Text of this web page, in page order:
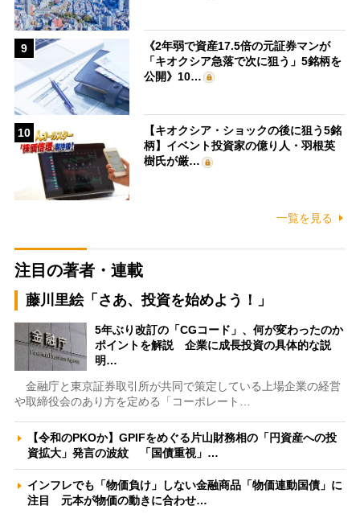
9
《2年弱で資産17.5倍の元証券マンが
「キオクシア急落で次に狙う」5銘柄を
公開》10…
10
【キオクシア・ショックの後に狙う5銘
柄】イベント投資家の億り人・羽根英
樹氏が厳…
一覧を見る
注目の著者・連載
藤川里絵「さあ、投資を始めよう！」
5年ぶり改訂の「CGコード」、何が変わったのか
ポイントを解説 企業に成長投資の具体的な説
明…
金融庁と東京証券取引所が共同で策定している上場企業の経営
や取締役会のあり方を定める「コーポレート…
【令和のPKOか】GPIFをめぐる片山財務相の「円資産への投
資拡大」発言の波紋 「国債重視」…
インフレでも「物価負け」しない金融商品「物価連動国債」に
注目 元本が物価の動きに合わせ…